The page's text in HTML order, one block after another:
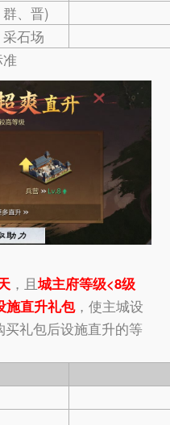
、晋)
石场
，且城主府等级<8级
施直升礼包，使主城设
礼包后设施直升的等